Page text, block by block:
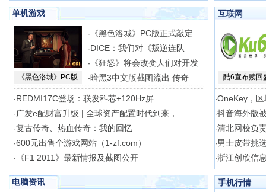
单机游戏
《黑色洛城》PC版
· 《黑色洛城》PC版正式敲定
·DICE：我们对《叛逆连队
· 《狂怒》将会改变人们对开发
·暗黑3中文版截图流出 传奇
·REDMI17C登场：联发科芯+120Hz屏
· 广发e配财富升级 | 全球资产配置时代到来，
·复古传奇、热血传奇：我的回忆
·600元出售个游戏网站（1-zf.com）
· 《F1 2011》最新情报及截图公开
互联网
酷6宣布赎回
·OneKey，
·抖音海外版
·清北网校负
·男士皮带挑
·浙江创欣信
电脑资讯 手机行情